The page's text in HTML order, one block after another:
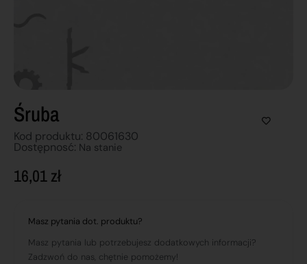
Śruba
Kod produktu: 80061630
Dostępnosć: Na stanie
16,01zł
Masz pytania dot. produktu?
Masz pytania lub potrzebujesz dodatkowych informacji?
Zadzwoń do nas, chętnie pomożemy!